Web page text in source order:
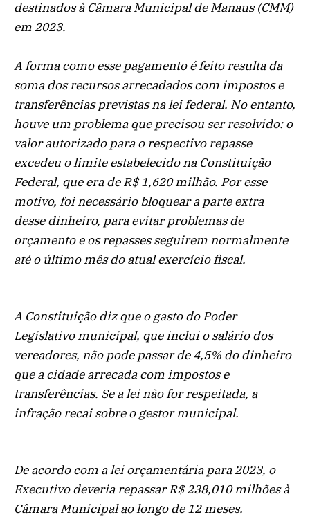
destinados à Câmara Municipal de Manaus (CMM)
em 2023.
A forma como esse pagamento é feito resulta da
soma dos recursos arrecadados com impostos e
transferências previstas na lei federal. No entanto,
houve um problema que precisou ser resolvido: o
valor autorizado para o respectivo repasse
excedeu o limite estabelecido na Constituição
Federal, que era de R$ 1,620 milhão. Por esse
motivo, foi necessário bloquear a parte extra
desse dinheiro, para evitar problemas de
orçamento e os repasses seguirem normalmente
até o último mês do atual exercício fiscal.
A Constituição diz que o gasto do Poder
Legislativo municipal, que inclui o salário dos
vereadores, não pode passar de 4,5% do dinheiro
que a cidade arrecada com impostos e
transferências. Se a lei não for respeitada, a
infração recai sobre o gestor municipal.
De acordo com a lei orçamentária para 2023, o
Executivo deveria repassar R$ 238,010 milhões à
Câmara Municipal ao longo de 12 meses.